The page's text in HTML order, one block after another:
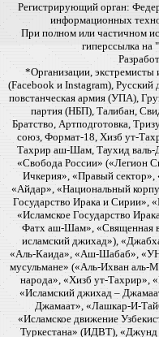
Регистрирующий орган:
информационных
При полном или частичном
гиперссылка на
*Организации,
(Facebook и Instagram), Русский
повстанческая армия (УПА),
партия (НБП), Талибан,
Братство, Артподготовка,
союз, Формат-18, Хизб ут-
Тахрир аш-Шам, Таухид валь-
«Свобода России» («Легион
Ичкерия», «Правый сектор»,
«Айдар», «Национальный
Государство Ирака и Сирии»,
«Исламское Государство
Фатх аш-Шам», «Священная
исламский джихад»),
«Аль-Каида», «Аш-Шабаб»,
мусульмане» («Аль-Ихван аль-
народа», «Хизб ут-Тахрир»,
«Исламский джихад –
Джамаат», «Лашкар-И-
«Исламское движение
Туркестана» (ИДВТ),